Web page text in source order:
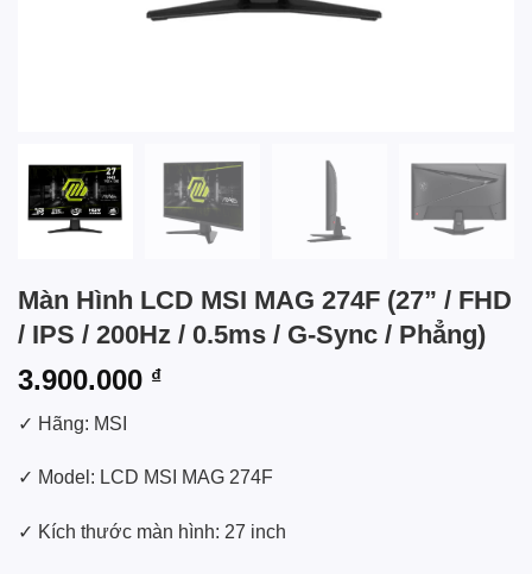
Màn Hình LCD MSI MAG 274F (27” / FHD
/ IPS / 200Hz / 0.5ms / G-Sync / Phẳng)
3.900.000 ₫
✓ Hãng: MSI
✓ Model: LCD MSI MAG 274F
✓ Kích thước màn hình: 27 inch